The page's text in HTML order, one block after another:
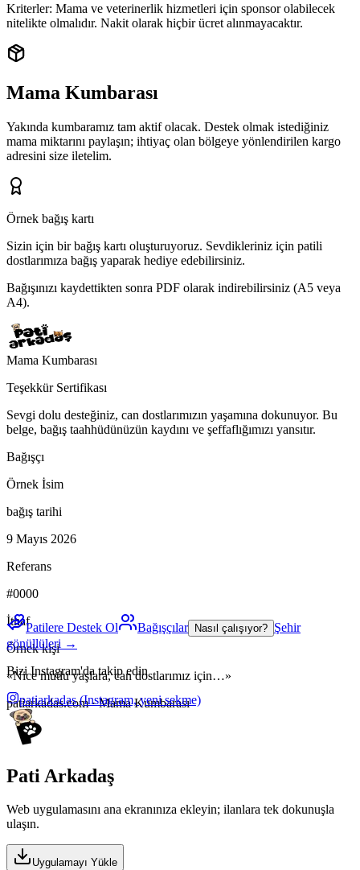
Kriterler: Mama ve veterinerlik hizmetleri için sponsor olabilecek
nitelikte olmalıdır. Nakit olarak hiçbir ücret alınmayacaktır.
Mama Kumbarası
Yakında kumbaramız tam aktif olacak. Destek olmak istediğiniz
mama miktarını paylaşın; ihtiyaç olan bölgeye yönlendirilen kargo
adresini size iletelim.
Örnek bağış kartı
Sizin için bir bağış kartı oluşturuyoruz. Sevdikleriniz için patili
dostlarımıza bağış yaparak hediye edebilirsiniz.
Bağışınızı kaydettikten sonra PDF olarak indirebilirsiniz (A5 veya
A4).
Mama Kumbarası
Teşekkür Sertifikası
Sevgi dolu desteğiniz, can dostlarımızın yaşamına dokunuyor. Bu
belge, bağış taahhüdünüzün kaydını ve şeffaflığımızı yansıtır.
Bağışçı
Örnek İsim
bağış tarihi
9 Mayıs 2026
Referans
#0000
İthaf
Örnek kişi
«Nice mutlu yaşlara, can dostlarımız için…»
patiarkadas.com · Mama Kumbarası
Patilere Destek Ol Bağışçılar Nasıl çalışıyor? Şehir
gönüllüleri →
Bizi Instagram'da takip edin
patiarkadas(Instagram, yeni sekme)
Pati Arkadaş
Web uygulamasını ana ekranınıza ekleyin; ilanlara tek dokunuşla
ulaşın.
Uygulamayı Yükle